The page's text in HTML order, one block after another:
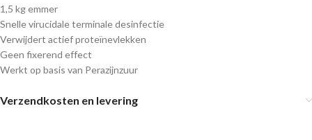
1,5 kg emmer
Snelle virucidale terminale desinfectie
Verwijdert actief proteïnevlekken
Geen fixerend effect
Werkt op basis van Perazijnzuur
Verzendkosten en levering